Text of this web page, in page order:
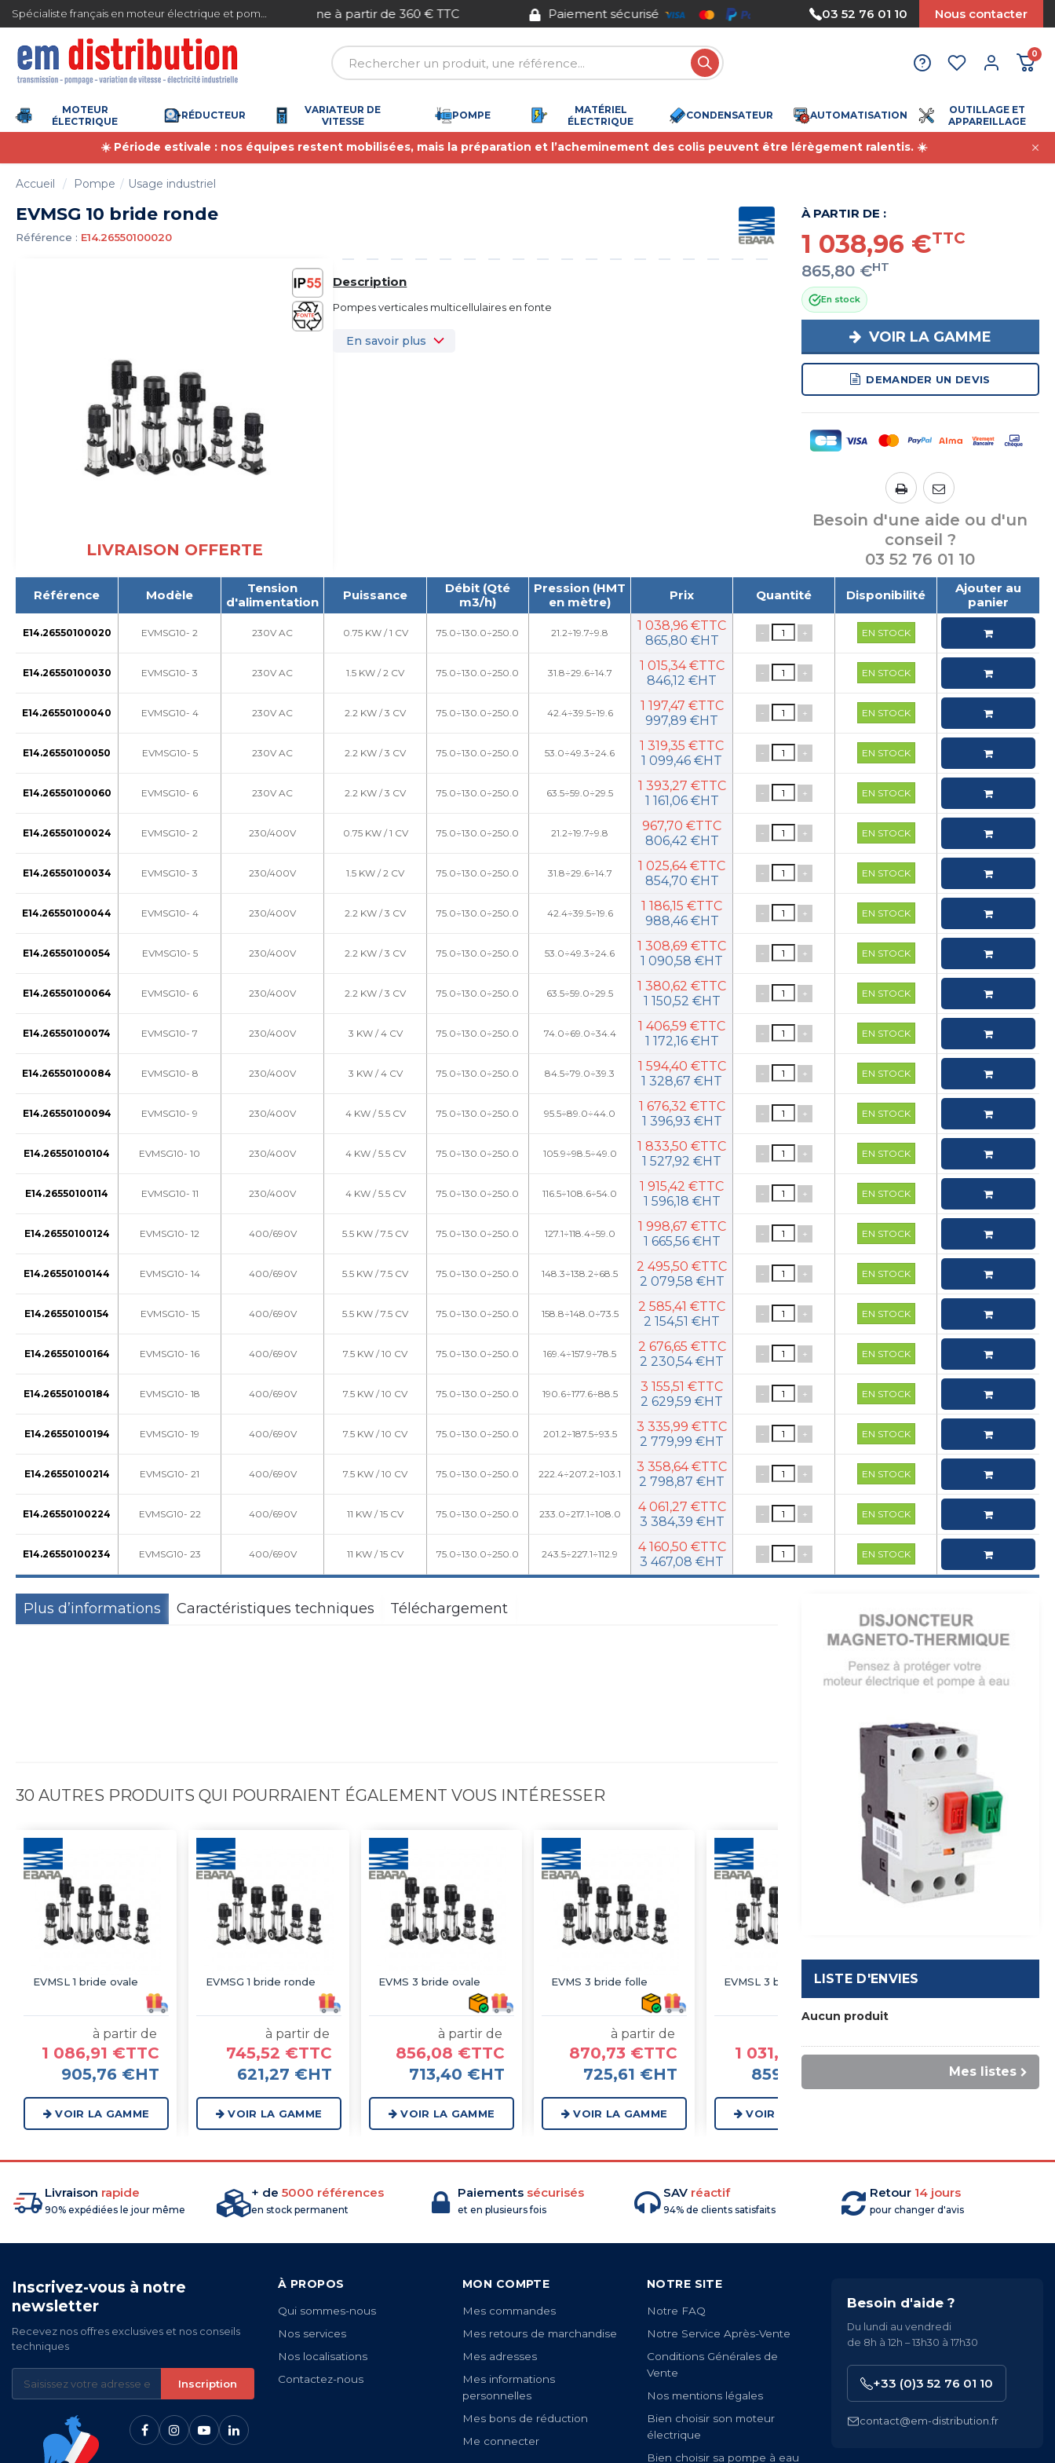
en France métropolitaine à partir de 360 € TTC Paiement sécurisé Nous acceptons le paiement par
03 52 76 01 10 Nous contacter
0
MOTEUR
ÉLECTRIQUE
RÉDUCTEUR
VARIATEUR DE
VITESSE
POMPE
MATÉRIEL
ÉLECTRIQUE
CONDENSATEUR AUTOMATISATION
OUTILLAGE ET
APPAREILLAGE
☀️ Période estivale : nos équipes restent mobilisées, mais la préparation et l’acheminement des colis peuvent être lérègement ralentis. ☀️
Accueil Pompe Usage industriel
EVMSG 10 bride ronde
Référence : E14.26550100020
LIVRAISON OFFERTE
Description
Pompes verticales multicellulaires en fonte
En savoir plus
À PARTIR DE :
1 038,96 €TTC
865,80 €HT
En stock
VOIR LA GAMME
DEMANDER UN DEVIS
Besoin d'une aide ou d'un
conseil ?
03 52 76 01 10
Référence Modèle
Tension
d'alimentation
Puissance
Débit (Qté
m3/h)
Pression (HMT
en mètre)
Prix Quantité Disponibilité
Ajouter au
panier
E14.26550100020 EVMSG10- 2 230V AC 0.75 KW / 1 CV 75.0÷130.0÷250.0 21.2÷19.7÷9.8
1 038,96 €TTC
865,80 €HT
- + EN STOCK
E14.26550100030 EVMSG10- 3 230V AC 1.5 KW / 2 CV 75.0÷130.0÷250.0 31.8÷29.6÷14.7
1 015,34 €TTC
846,12 €HT
- + EN STOCK
E14.26550100040 EVMSG10- 4 230V AC 2.2 KW / 3 CV 75.0÷130.0÷250.0 42.4÷39.5÷19.6
1 197,47 €TTC
997,89 €HT
- + EN STOCK
E14.26550100050 EVMSG10- 5 230V AC 2.2 KW / 3 CV 75.0÷130.0÷250.0 53.0÷49.3÷24.6
1 319,35 €TTC
1 099,46 €HT
- + EN STOCK
E14.26550100060 EVMSG10- 6 230V AC 2.2 KW / 3 CV 75.0÷130.0÷250.0 63.5÷59.0÷29.5
1 393,27 €TTC
1 161,06 €HT
- + EN STOCK
E14.26550100024 EVMSG10- 2 230/400V 0.75 KW / 1 CV 75.0÷130.0÷250.0 21.2÷19.7÷9.8
967,70 €TTC
806,42 €HT
- + EN STOCK
E14.26550100034 EVMSG10- 3 230/400V 1.5 KW / 2 CV 75.0÷130.0÷250.0 31.8÷29.6÷14.7
1 025,64 €TTC
854,70 €HT
- + EN STOCK
E14.26550100044 EVMSG10- 4 230/400V 2.2 KW / 3 CV 75.0÷130.0÷250.0 42.4÷39.5÷19.6
1 186,15 €TTC
988,46 €HT
- + EN STOCK
E14.26550100054 EVMSG10- 5 230/400V 2.2 KW / 3 CV 75.0÷130.0÷250.0 53.0÷49.3÷24.6
1 308,69 €TTC
1 090,58 €HT
- + EN STOCK
E14.26550100064 EVMSG10- 6 230/400V 2.2 KW / 3 CV 75.0÷130.0÷250.0 63.5÷59.0÷29.5
1 380,62 €TTC
1 150,52 €HT
- + EN STOCK
E14.26550100074 EVMSG10- 7 230/400V 3 KW / 4 CV 75.0÷130.0÷250.0 74.0÷69.0÷34.4
1 406,59 €TTC
1 172,16 €HT
- + EN STOCK
E14.26550100084 EVMSG10- 8 230/400V 3 KW / 4 CV 75.0÷130.0÷250.0 84.5÷79.0÷39.3
1 594,40 €TTC
1 328,67 €HT
- + EN STOCK
E14.26550100094 EVMSG10- 9 230/400V 4 KW / 5.5 CV 75.0÷130.0÷250.0 95.5÷89.0÷44.0
1 676,32 €TTC
1 396,93 €HT
- + EN STOCK
E14.26550100104 EVMSG10- 10 230/400V 4 KW / 5.5 CV 75.0÷130.0÷250.0 105.9÷98.5÷49.0
1 833,50 €TTC
1 527,92 €HT
- + EN STOCK
E14.26550100114 EVMSG10- 11 230/400V 4 KW / 5.5 CV 75.0÷130.0÷250.0 116.5÷108.6÷54.0
1 915,42 €TTC
1 596,18 €HT
- + EN STOCK
E14.26550100124 EVMSG10- 12 400/690V 5.5 KW / 7.5 CV 75.0÷130.0÷250.0 127.1÷118.4÷59.0
1 998,67 €TTC
1 665,56 €HT
- + EN STOCK
E14.26550100144 EVMSG10- 14 400/690V 5.5 KW / 7.5 CV 75.0÷130.0÷250.0 148.3÷138.2÷68.5
2 495,50 €TTC
2 079,58 €HT
- + EN STOCK
E14.26550100154 EVMSG10- 15 400/690V 5.5 KW / 7.5 CV 75.0÷130.0÷250.0 158.8÷148.0÷73.5
2 585,41 €TTC
2 154,51 €HT
- + EN STOCK
E14.26550100164 EVMSG10- 16 400/690V 7.5 KW / 10 CV 75.0÷130.0÷250.0 169.4÷157.9÷78.5
2 676,65 €TTC
2 230,54 €HT
- + EN STOCK
E14.26550100184 EVMSG10- 18 400/690V 7.5 KW / 10 CV 75.0÷130.0÷250.0 190.6÷177.6÷88.5
3 155,51 €TTC
2 629,59 €HT
- + EN STOCK
E14.26550100194 EVMSG10- 19 400/690V 7.5 KW / 10 CV 75.0÷130.0÷250.0 201.2÷187.5÷93.5
3 335,99 €TTC
2 779,99 €HT
- + EN STOCK
E14.26550100214 EVMSG10- 21 400/690V 7.5 KW / 10 CV 75.0÷130.0÷250.0 222.4÷207.2÷103.1
3 358,64 €TTC
2 798,87 €HT
- + EN STOCK
E14.26550100224 EVMSG10- 22 400/690V 11 KW / 15 CV 75.0÷130.0÷250.0 233.0÷217.1÷108.0
4 061,27 €TTC
3 384,39 €HT
- + EN STOCK
E14.26550100234 EVMSG10- 23 400/690V 11 KW / 15 CV 75.0÷130.0÷250.0 243.5÷227.1÷112.9
4 160,50 €TTC
3 467,08 €HT
- + EN STOCK
Plus d’informations Caractéristiques techniques Téléchargement
30 AUTRES PRODUITS QUI POURRAIENT ÉGALEMENT VOUS INTÉRESSER
EVMSL 1 bride ovale
à partir de
1 086,91 €TTC
905,76 €HT
VOIR LA GAMME
EVMSG 1 bride ronde
à partir de
745,52 €TTC
621,27 €HT
VOIR LA GAMME
EVMS 3 bride ovale
à partir de
856,08 €TTC
713,40 €HT
VOIR LA GAMME
EVMS 3 bride folle
à partir de
870,73 €TTC
725,61 €HT
VOIR LA GAMME
EVMSL 3 bride ovale
1 031,63 €TTC
859,70 €HT
VOIR LA GAMME
EVMSL 3 bride folle
1 047,62 €TTC
873,02 €HT
LISTE D'ENVIES
Aucun produit
Mes listes
Livraison rapide
90% expédiées le jour même
+ de 5000 références
en stock permanent
Paiements sécurisés
et en plusieurs fois
SAV réactif
94% de clients satisfaits
Retour 14 jours
pour changer d'avis
Inscrivez-vous à notre
newsletter
Recevez nos offres exclusives et nos conseils
techniques
Inscription
À PROPOS
Qui sommes-nous
Nos services
Nos localisations
Contactez-nous
MON COMPTE
Mes commandes
Mes retours de marchandise
Mes adresses
Mes informations
personnelles
Mes bons de réduction
Me connecter
NOTRE SITE
Notre FAQ
Notre Service Après-Vente
Conditions Générales de
Vente
Nos mentions légales
Bien choisir son moteur
électrique
Bien choisir sa pompe à eau
Besoin d'aide ?
Du lundi au vendredi
de 8h à 12h – 13h30 à 17h30
+33 (0)3 52 76 01 10
contact@em-distribution.fr
Gestion des cookies